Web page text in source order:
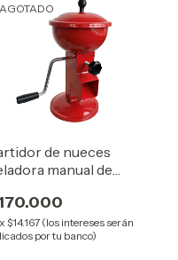
AGOTADO
de nueces
manual de
TURQUÍA
x $14.167 (los intereses serán
por tu banco)